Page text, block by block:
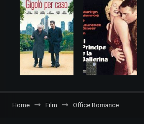
Home Film Office Romance